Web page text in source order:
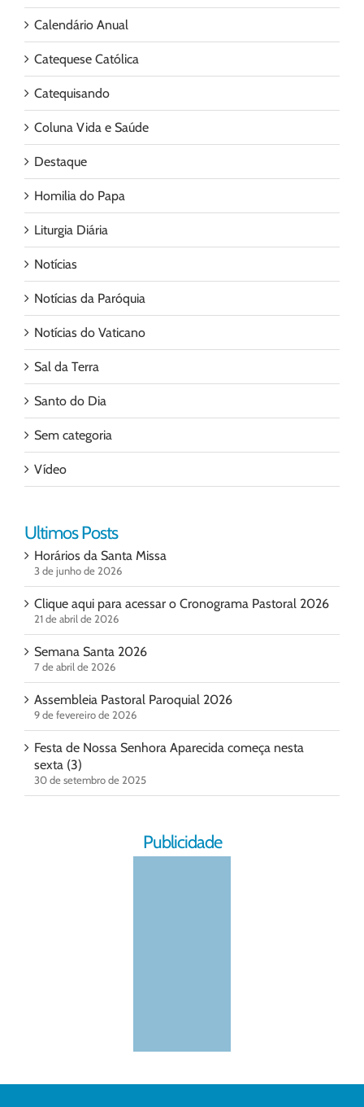
Calendário Anual
Catequese Católica
Catequisando
Coluna Vida e Saúde
Destaque
Homilia do Papa
Liturgia Diária
Notícias
Notícias da Paróquia
Notícias do Vaticano
Sal da Terra
Santo do Dia
Sem categoria
Vídeo
Ultimos Posts
Horários da Santa Missa
3 de junho de 2026
Clique aqui para acessar o Cronograma Pastoral 2026
21 de abril de 2026
Semana Santa 2026
7 de abril de 2026
Assembleia Pastoral Paroquial 2026
9 de fevereiro de 2026
Festa de Nossa Senhora Aparecida começa nesta
sexta (3)
30 de setembro de 2025
Publicidade